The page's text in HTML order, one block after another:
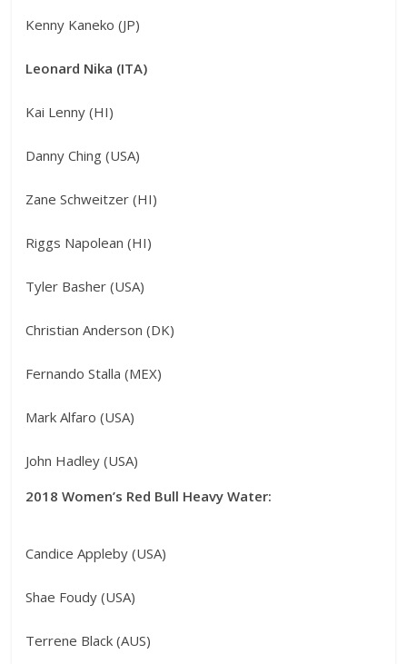
Kenny Kaneko (JP)
Leonard Nika (ITA)
Kai Lenny (HI)
Danny Ching (USA)
Zane Schweitzer (HI)
Riggs Napolean (HI)
Tyler Basher (USA)
Christian Anderson (DK)
Fernando Stalla (MEX)
Mark Alfaro (USA)
John Hadley (USA)
2018 Women’s Red Bull Heavy Water:
Candice Appleby (USA)
Shae Foudy (USA)
Terrene Black (AUS)